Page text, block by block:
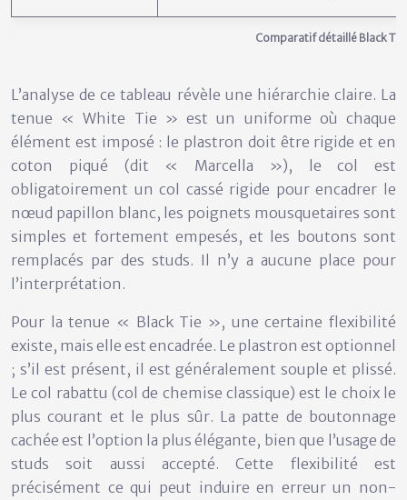
Comparatif détaillé Black Tie
L’analyse de ce tableau révèle une hiérarchie claire. La
tenue « White Tie » est un uniforme où chaque
élément est imposé : le plastron doit être rigide et en
coton piqué (dit « Marcella »), le col est
obligatoirement un col cassé rigide pour encadrer le
nœud papillon blanc, les poignets mousquetaires sont
simples et fortement empesés, et les boutons sont
remplacés par des studs. Il n’y a aucune place pour
l’interprétation.
Pour la tenue « Black Tie », une certaine flexibilité
existe, mais elle est encadrée. Le plastron est optionnel
; s’il est présent, il est généralement souple et plissé.
Le col rabattu (col de chemise classique) est le choix le
plus courant et le plus sûr. La patte de boutonnage
cachée est l’option la plus élégante, bien que l’usage de
studs soit aussi accepté. Cette flexibilité est
précisément ce qui peut induire en erreur un non-